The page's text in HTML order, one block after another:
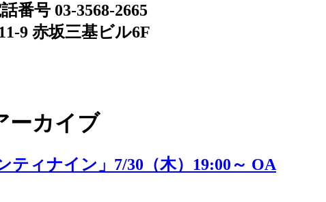
号 03-3568-2665
9 赤坂三基ビル6F
ーカイブ
ティナイン」7/30（木）19:00～ OA